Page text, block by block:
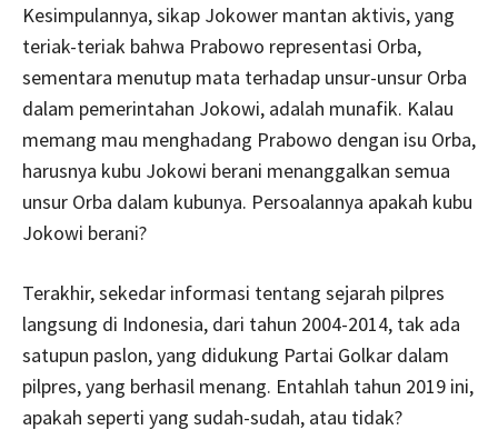
Kesimpulannya, sikap Jokower mantan aktivis, yang
teriak-teriak bahwa Prabowo representasi Orba,
sementara menutup mata terhadap unsur-unsur Orba
dalam pemerintahan Jokowi, adalah munafik. Kalau
memang mau menghadang Prabowo dengan isu Orba,
harusnya kubu Jokowi berani menanggalkan semua
unsur Orba dalam kubunya. Persoalannya apakah kubu
Jokowi berani?
Terakhir, sekedar informasi tentang sejarah pilpres
langsung di Indonesia, dari tahun 2004-2014, tak ada
satupun paslon, yang didukung Partai Golkar dalam
pilpres, yang berhasil menang. Entahlah tahun 2019 ini,
apakah seperti yang sudah-sudah, atau tidak?